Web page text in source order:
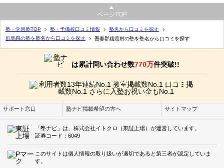
ページTOP
塾・学習塾TOP 塾・予備校口コミ情報
塾名から口コミを探す
群馬県の塾を塾名から口コミを探す
吾妻郡嬬恋村の塾を塾名から口コミを探す
は累計問い合わせ数770万件突破!!
サポート窓口 塾ナビ掲載希望の方へ サイトマップ
「塾ナビ」は、株式会社イトクロ（東証上場）が運営しています。
証券コード：6049
このサイトは個人情報の取り扱いが適切であると第三者が認定していま
す。